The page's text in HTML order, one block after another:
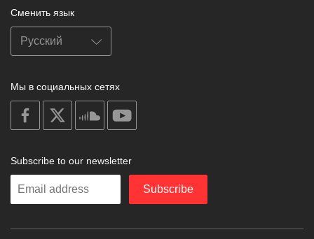
Сменить язык
Мы в социальных сетях
on
facebook
soundcloud
Subscribe to our newsletter
Enter
Subscribe